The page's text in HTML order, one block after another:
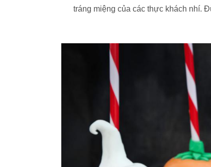
tráng miệng của các thực khách nhí.